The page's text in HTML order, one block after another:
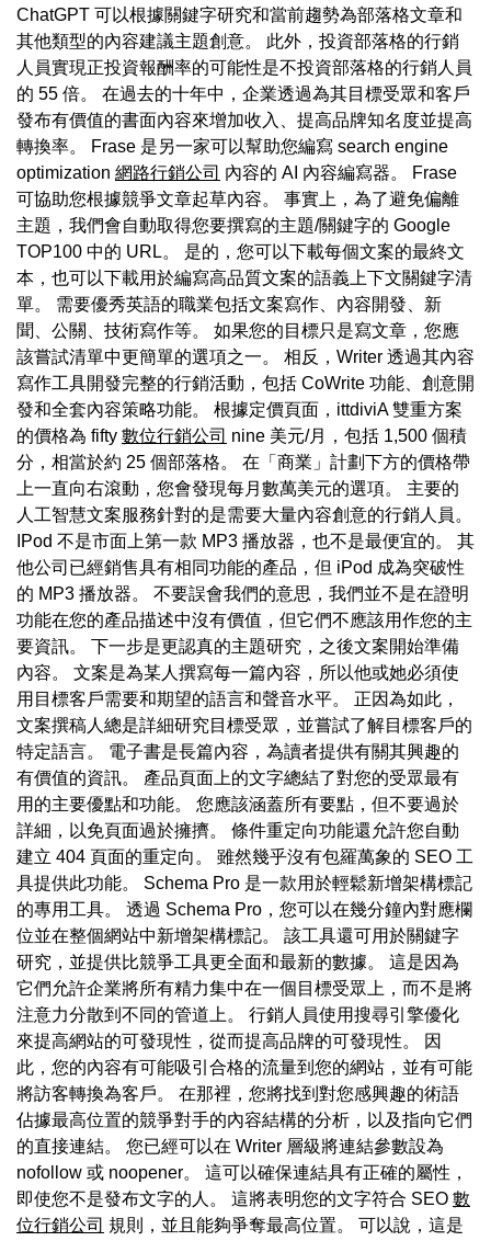
ChatGPT 可以根據關鍵字研究和當前趨勢為部落格文章和
其他類型的內容建議主題創意。 此外，投資部落格的行銷
人員實現正投資報酬率的可能性是不投資部落格的行銷人員
的 55 倍。 在過去的十年中，企業透過為其目標受眾和客戶
發布有價值的書面內容來增加收入、提高品牌知名度並提高
轉換率。 Frase 是另一家可以幫助您編寫 search engine
optimization 網路行銷公司 內容的 AI 內容編寫器。 Frase
可協助您根據競爭文章起草內容。 事實上，為了避免偏離
主題，我們會自動取得您要撰寫的主題/關鍵字的 Google
TOP100 中的 URL。 是的，您可以下載每個文案的最終文
本，也可以下載用於編寫高品質文案的語義上下文關鍵字清
單。 需要優秀英語的職業包括文案寫作、內容開發、新
聞、公關、技術寫作等。 如果您的目標只是寫文章，您應
該嘗試清單中更簡單的選項之一。 相反，Writer 透過其內容
寫作工具開發完整的行銷活動，包括 CoWrite 功能、創意開
發和全套內容策略功能。 根據定價頁面，ittdiviA 雙重方案
的價格為 fifty 數位行銷公司 nine 美元/月，包括 1,500 個積
分，相當於約 25 個部落格。 在「商業」計劃下方的價格帶
上一直向右滾動，您會發現每月數萬美元的選項。 主要的
人工智慧文案服務針對的是需要大量內容創意的行銷人員。
IPod 不是市面上第一款 MP3 播放器，也不是最便宜的。 其
他公司已經銷售具有相同功能的產品，但 iPod 成為突破性
的 MP3 播放器。 不要誤會我們的意思，我們並不是在證明
功能在您的產品描述中沒有價值，但它們不應該用作您的主
要資訊。 下一步是更認真的主題研究，之後文案開始準備
內容。 文案是為某人撰寫每一篇內容，所以他或她必須使
用目標客戶需要和期望的語言和聲音水平。 正因為如此，
文案撰稿人總是詳細研究目標受眾，並嘗試了解目標客戶的
特定語言。 電子書是長篇內容，為讀者提供有關其興趣的
有價值的資訊。 產品頁面上的文字總結了對您的受眾最有
用的主要優點和功能。 您應該涵蓋所有要點，但不要過於
詳細，以免頁面過於擁擠。 條件重定向功能還允許您自動
建立 404 頁面的重定向。 雖然幾乎沒有包羅萬象的 SEO 工
具提供此功能。 Schema Pro 是一款用於輕鬆新增架構標記
的專用工具。 透過 Schema Pro，您可以在幾分鐘內對應欄
位並在整個網站中新增架構標記。 該工具還可用於關鍵字
研究，並提供比競爭工具更全面和最新的數據。 這是因為
它們允許企業將所有精力集中在一個目標受眾上，而不是將
注意力分散到不同的管道上。 行銷人員使用搜尋引擎優化
來提高網站的可發現性，從而提高品牌的可發現性。 因
此，您的內容有可能吸引合格的流量到您的網站，並有可能
將訪客轉換為客戶。 在那裡，您將找到對您感興趣的術語
佔據最高位置的競爭對手的內容結構的分析，以及指向它們
的直接連結。 您已經可以在 Writer 層級將連結參數設為
nofollow 或 noopener。 這可以確保連結具有正確的屬性，
即使您不是發布文字的人。 這將表明您的文字符合 SEO 數
位行銷公司 規則，並且能夠爭奪最高位置。 可以說，這是